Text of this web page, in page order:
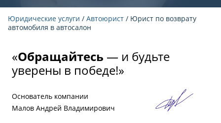
Юридические услуги / Автоюрист / Юрист по возврату
автомобиля в автосалон
«Обращайтесь — и будьте
уверены в победе!»
Основатель компании
Малов Андрей Владимирович